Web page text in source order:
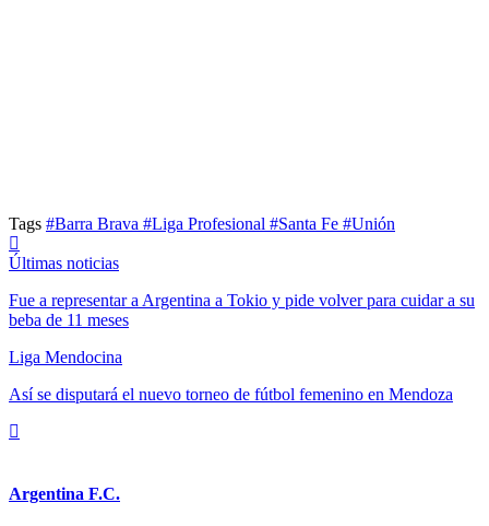
Tags #Barra Brava #Liga Profesional #Santa Fe #Unión
Últimas noticias
Fue a representar a Argentina a Tokio y pide volver para cuidar a su
beba de 11 meses
Liga Mendocina
Así se disputará el nuevo torneo de fútbol femenino en Mendoza
Argentina F.C.